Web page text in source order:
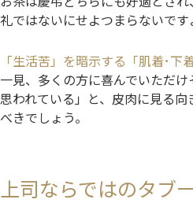
礼ではないにせよつまらないで
「生活苦」を暗示する「肌着･下着
一見、多くの方に喜んでいただ
思われている」と、皮肉に見る
べきでしょう。
上司ならではのタブー